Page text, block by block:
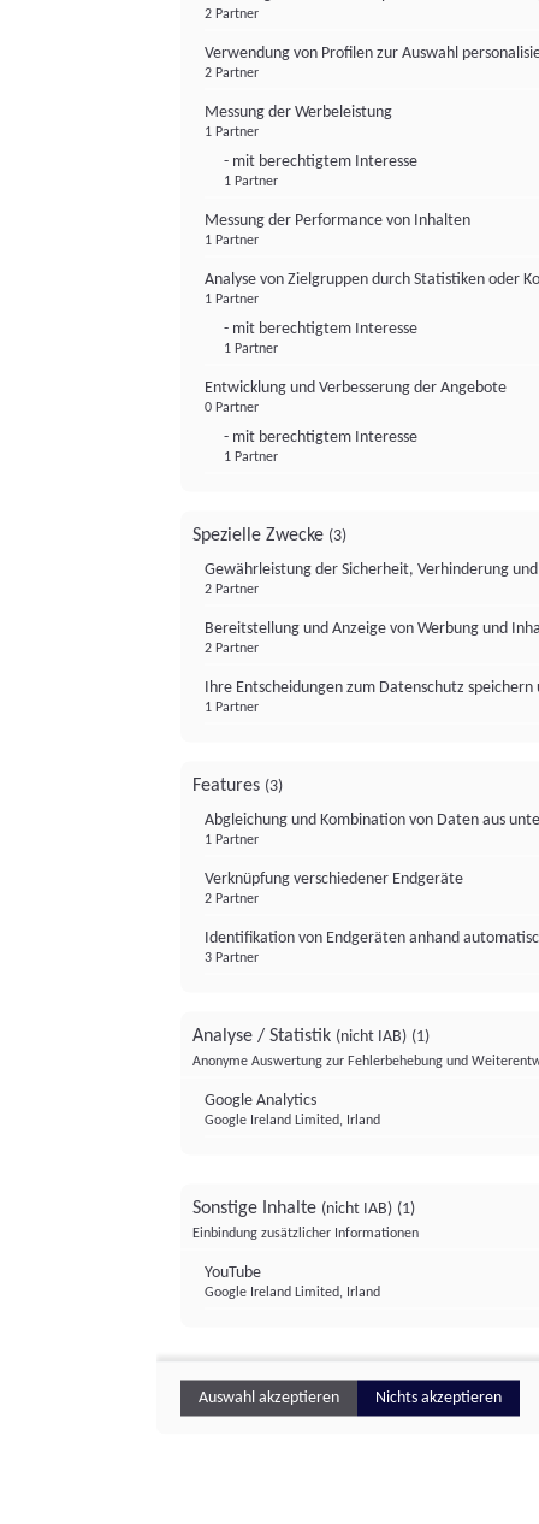
2 Partner
Verwendung von Profilen zur Auswahl
2 Partner
Messung der Werbeleistung
1 Partner
- mit berechtigtem Interesse
1 Partner
Messung der Performance von Inhalten
1 Partner
Analyse von Zielgruppen durch Statistiken oder
1 Partner
- mit berechtigtem Interesse
1 Partner
Entwicklung und Verbesserung der Angebote
0 Partner
- mit berechtigtem Interesse
1 Partner
Spezielle Zwecke (3)
Gewährleistung der Sicherheit, Verhinderung
2 Partner
Bereitstellung und Anzeige von Werbung und
2 Partner
Ihre Entscheidungen zum Datenschutz
1 Partner
Features (3)
Abgleichung und Kombination von Daten aus
1 Partner
Verknüpfung verschiedener Endgeräte
2 Partner
Identifikation von Endgeräten anhand
3 Partner
Analyse / Statistik (nicht IAB) (1)
Anonyme Auswertung zur Fehlerbehebung und
Google Analytics
Google Ireland Limited, Irland
Sonstige Inhalte (nicht IAB) (1)
Einbindung zusätzlicher Informationen
YouTube
Google Ireland Limited, Irland
Auswahl akzeptieren Nichts akzeptieren